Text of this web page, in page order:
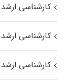
کارشناسی ارشد
کارشناسی
کارشناسی